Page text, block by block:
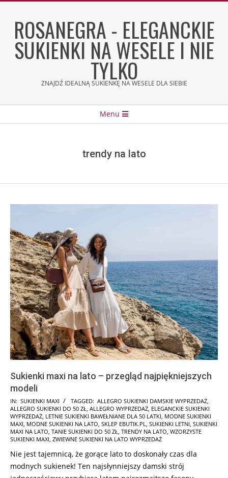
contentROSANEGRA - ELEGANCKIE
SUKIENKI NA WESELE I NIE
TYLKO
ZNAJDŹ IDEALNĄ SUKIENKĘ NA WESELE DLA SIEBIE
Menu
trendy na lato
Sukienki maxi na lato – przegląd najpiękniejszych
modeli
2026-
07-
02
IN: SUKIENKI MAXI TAGGED: ALLEGRO SUKIENKI DAMSKIE WYPRZEDAŻ,
ALLEGRO SUKIENKI DO 50 ZŁ, ALLEGRO WYPRZEDAŻ, ELEGANCKIE SUKIENKI
WYPRZEDAŻ, LETNIE SUKIENKI BAWEŁNIANE DLA 50 LATKI, MODNE SUKIENKI
MAXI, MODNE SUKIENKI NA LATO, SKLEP EBUTIK.PL, SUKIENKI LETNI, SUKIENKI
MAXI NA LATO, TANIE SUKIENKI DO 50 ZŁ, TRENDY NA LATO, WZORZYSTE
SUKIENKI MAXI, ZWIEWNE SUKIENKI NA LATO WYPRZEDAŻ
Nie jest tajemnicą, że gorące lato to doskonały czas dla
modnych sukienek! Ten najsłynniejszy damski strój